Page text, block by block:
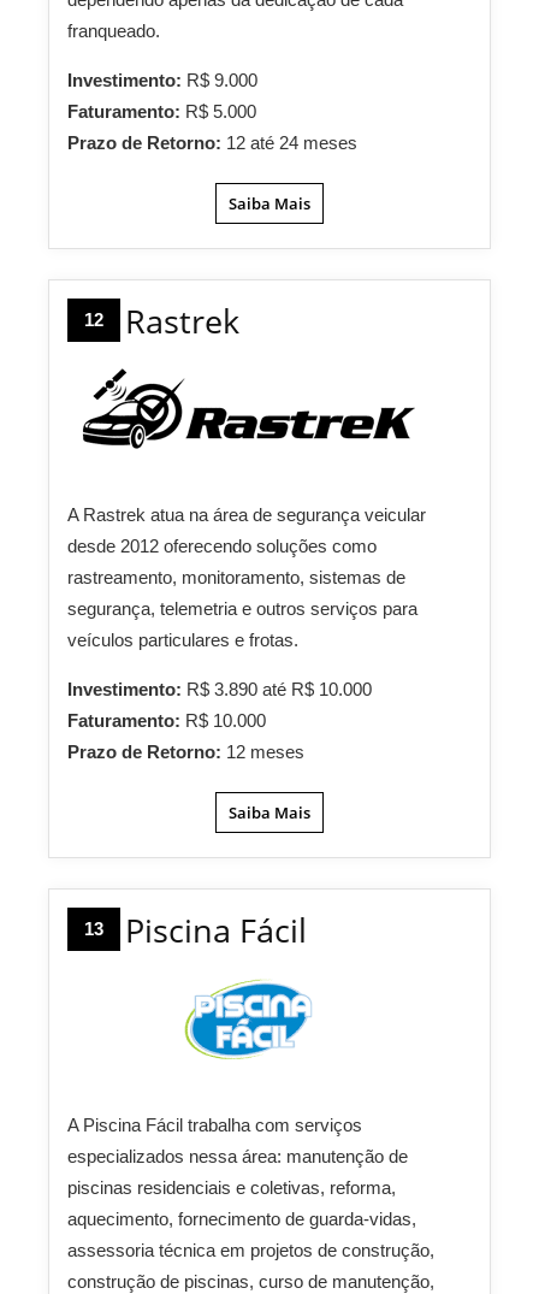
franqueado.
Investimento: R$ 9.000
Faturamento: R$ 5.000
Prazo de Retorno: 12 até 24 meses
Saiba Mais
12 Rastrek
A Rastrek atua na área de segurança veicular
desde 2012 oferecendo soluções como
rastreamento, monitoramento, sistemas de
segurança, telemetria e outros serviços para
veículos particulares e frotas.
Investimento: R$ 3.890 até R$ 10.000
Faturamento: R$ 10.000
Prazo de Retorno: 12 meses
Saiba Mais
13 Piscina Fácil
A Piscina Fácil trabalha com serviços
especializados nessa área: manutenção de
piscinas residenciais e coletivas, reforma,
aquecimento, fornecimento de guarda-vidas,
assessoria técnica em projetos de construção,
construção de piscinas, curso de manutenção,